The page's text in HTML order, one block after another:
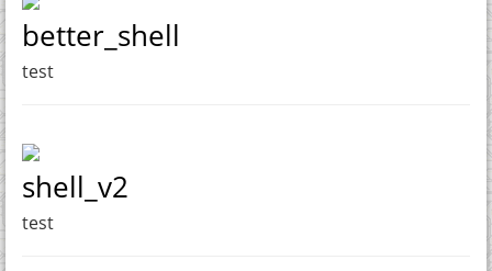
better_shell
test
shell_v2
test